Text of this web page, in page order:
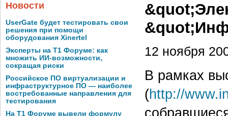
Новости
UserGate будет тестировать свои
решения при помощи
оборудования Xinertel
Эксперты на Т1 Форуме: как
множить ИИ-возможности,
сокращая риски
Российское ПО виртуализации и
инфраструктурное ПО — наиболее
востребованные направления для
тестирования
На Т1 Форуме вывели формулу
12 ноября
В рамках
(http://